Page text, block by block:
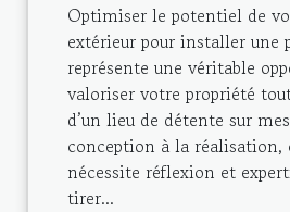
Optimiser le potentiel de
extérieur pour installer une
représente une véritable
valoriser votre propriété
d’un lieu de détente sur
conception à la réalisation,
nécessite réflexion et
tirer...